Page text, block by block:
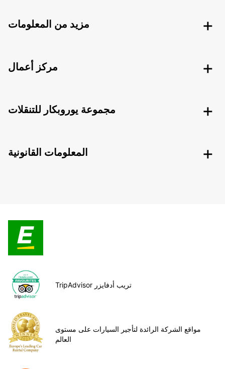
مزيد من المعلومات
مركز أعمال
مجموعة يوروبكار للتنقلات
المعلومات القانونية
TripAdvisor تريب أدفايزر
مواقع الشركة الرائدة لتأجير السيارات على مستوى
العالم